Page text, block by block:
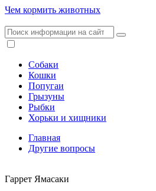
Чем кормить животных
Собаки
Кошки
Попугаи
Грызуны
Рыбки
Хорьки и хищники
Главная
Другие вопросы
Гаррет Ямасаки